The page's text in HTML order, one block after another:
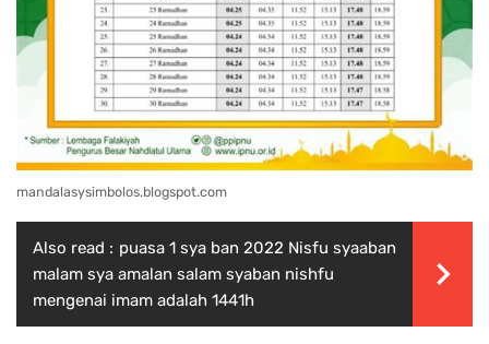
mandalasysimbolos.blogspot.com
Also read : puasa 1 sya ban 2022 Nisfu syaaban
malam sya amalan salam syaban nishfu
mengenai imam adalah 1441h